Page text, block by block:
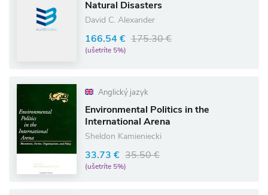
Natural Disasters
David C. Alexander
166.54 € 175.30 €
(ušetríte 5%)
Anglický jazyk
Environmental Politics in the
International Arena
Sheldon Kamieniecki
33.73 € 35.50 €
(ušetríte 5%)